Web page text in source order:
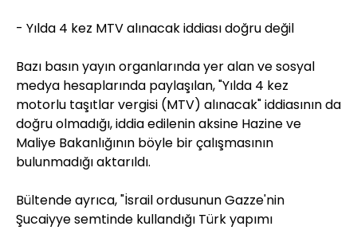
- Yılda 4 kez MTV alınacak iddiası doğru değil
Bazı basın yayın organlarında yer alan ve sosyal
medya hesaplarında paylaşılan, "Yılda 4 kez
motorlu taşıtlar vergisi (MTV) alınacak" iddiasının da
doğru olmadığı, iddia edilenin aksine Hazine ve
Maliye Bakanlığının böyle bir çalışmasının
bulunmadığı aktarıldı.
Bültende ayrıca, "İsrail ordusunun Gazze'nin
Şucaiyye semtinde kullandığı Türk yapımı